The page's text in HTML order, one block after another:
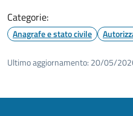
Categorie:
Anagrafe e stato civile
Ultimo aggiornamento: 20/05/